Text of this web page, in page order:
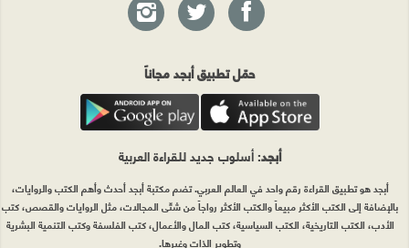
حمّل تطبيق أبجد مجاناً
أبجد: أسلوب جديد للقراءة العربية
أبجد هو تطبيق القراءة رقم واحد في العالم العربي. تضم مكتبة أبجد أحدث وأهم الكتب والروايات،
بالإضافة إلى الكتب الأكثر مبيعاً والكتب الأكثر رواجاً من شتّى المجالات، مثل الروايات والقصص، كتب
الأدب، الكتب التاريخية، الكتب السياسية، كتب المال والأعمال، كتب الفلسفة وكتب التنمية البشرية
وتطوير الذات وغيرها.